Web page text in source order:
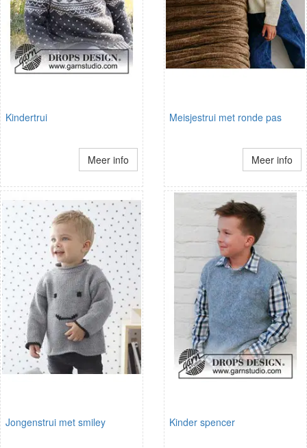
Kindertrui
Meer info
Meisjestrui met ronde pas
Meer info
Jongenstrui met smiley Kinder spencer